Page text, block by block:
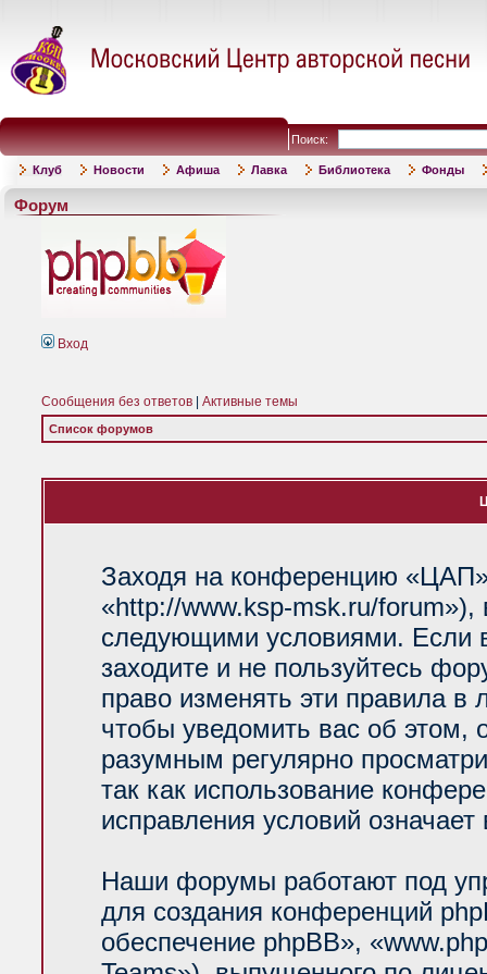
Поиск:
Клуб Новости Афиша Лавка Библиотека Фонды
Форум
Вход
Сообщения без ответов Активные темы
Список форумов
Заходя на конференцию
«http://www.ksp-msk.ru/forum»),
следующими условиями. Если
заходите и не пользуйтесь
право изменять эти правила
чтобы уведомить вас об
разумным регулярно
так как использование
исправления условий
Наши форумы работают под
для создания конференций
обеспечение phpBB»,